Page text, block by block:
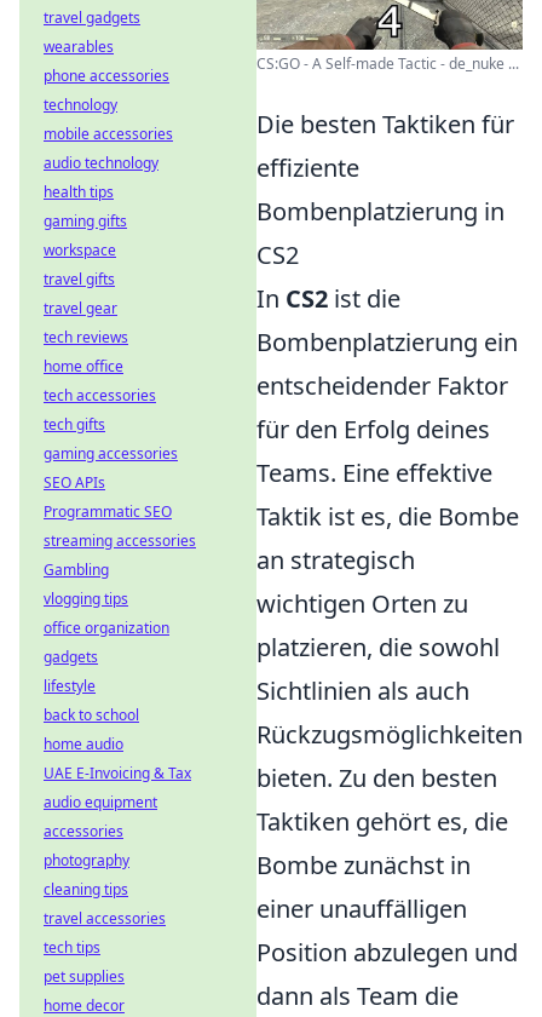
CS:GO - A Self-made Tactic - de_nuke ...
Die besten Taktiken für
effiziente
Bombenplatzierung in
CS2
In CS2 ist die
Bombenplatzierung ein
entscheidender Faktor
für den Erfolg deines
Teams. Eine effektive
Taktik ist es, die Bombe
an strategisch
wichtigen Orten zu
platzieren, die sowohl
Sichtlinien als auch
Rückzugsmöglichkeiten
bieten. Zu den besten
Taktiken gehört es, die
Bombe zunächst in
einer unauffälligen
Position abzulegen und
dann als Team die
travel gadgets
wearables
phone accessories
technology
mobile accessories
audio technology
health tips
gaming gifts
workspace
travel gifts
travel gear
tech reviews
home office
tech accessories
tech gifts
gaming accessories
SEO APIs
Programmatic SEO
streaming accessories
Gambling
vlogging tips
office organization
gadgets
lifestyle
back to school
home audio
UAE E-Invoicing & Tax
audio equipment
accessories
photography
cleaning tips
travel accessories
tech tips
pet supplies
home decor